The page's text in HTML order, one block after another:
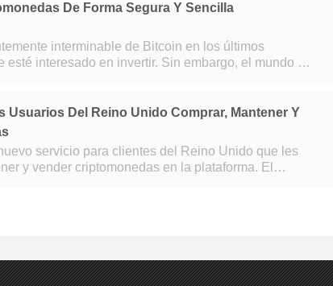
De Forma Segura Y Sencilla
interminable de Bitcoin en los últimos
esté interesado en invertir. Sin embargo, el mundo de
Usuarios Del Reino Unido Comprar, Mantener Y
servicio para clientes del Reino Unido que les
y vender criptomonedas en la plataforma. El